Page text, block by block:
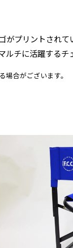
プリントされて
チに活躍するチ
合がございます。